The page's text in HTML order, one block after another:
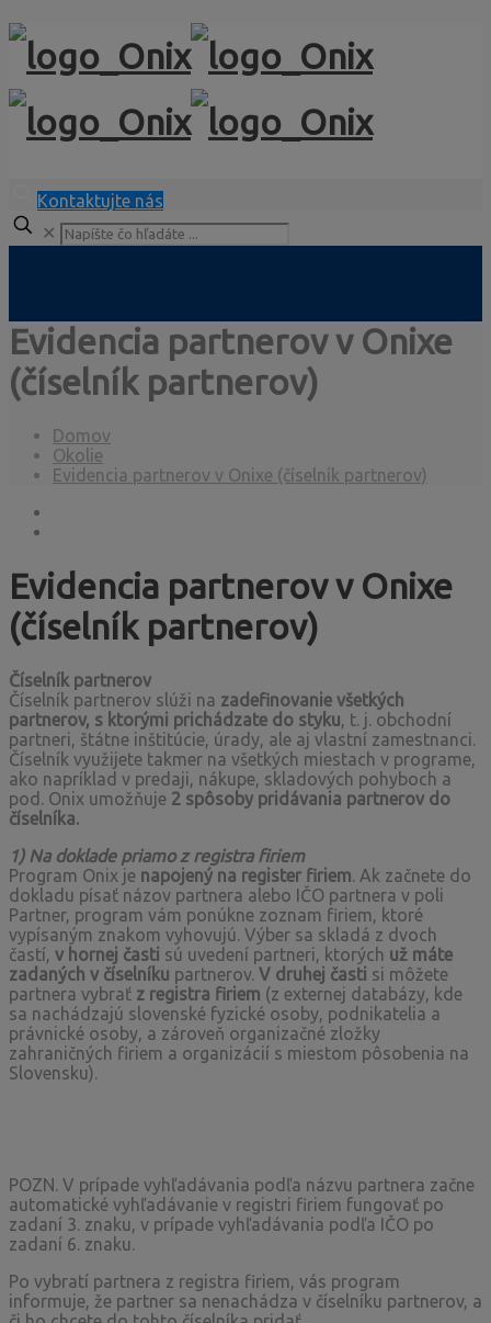
Kontaktujte nás
✕
Evidencia partnerov v Onixe
(číselník partnerov)
Domov
Okolie
Evidencia partnerov v Onixe (číselník partnerov)
Evidencia partnerov v Onixe
(číselník partnerov)
Číselník partnerov
Číselník partnerov slúži na zadefinovanie všetkých
partnerov, s ktorými prichádzate do styku, t. j. obchodní
partneri, štátne inštitúcie, úrady, ale aj vlastní zamestnanci.
Číselník využijete takmer na všetkých miestach v programe,
ako napríklad v predaji, nákupe, skladových pohyboch a
pod. Onix umožňuje 2 spôsoby pridávania partnerov do
číselníka.
1) Na doklade priamo z registra firiem
Program Onix je napojený na register firiem. Ak začnete do
dokladu písať názov partnera alebo IČO partnera v poli
Partner, program vám ponúkne zoznam firiem, ktoré
vypísaným znakom vyhovujú. Výber sa skladá z dvoch
častí, v hornej časti sú uvedení partneri, ktorých už máte
zadaných v číselníku partnerov. V druhej časti si môžete
partnera vybrať z registra firiem (z externej databázy, kde
sa nachádzajú slovenské fyzické osoby, podnikatelia a
právnické osoby, a zároveň organizačné zložky
zahraničných firiem a organizácií s miestom pôsobenia na
Slovensku).
POZN. V prípade vyhľadávania podľa názvu partnera začne
automatické vyhľadávanie v registri firiem fungovať po
zadaní 3. znaku, v prípade vyhľadávania podľa IČO po
zadaní 6. znaku.
Po vybratí partnera z registra firiem, vás program
informuje, že partner sa nenachádza v číselníku partnerov, a